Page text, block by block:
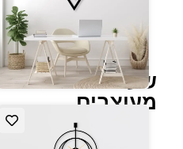
שעונים
מעוצבים